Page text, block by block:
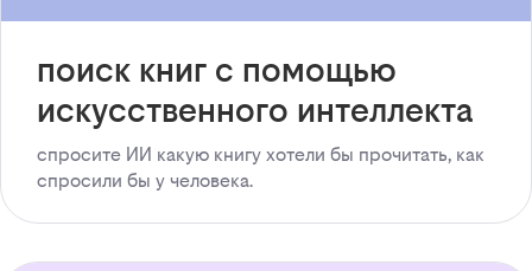
поиск книг с помощью
искусственного интеллекта
спросите ИИ какую книгу хотели бы прочитать, как
спросили бы у человека.